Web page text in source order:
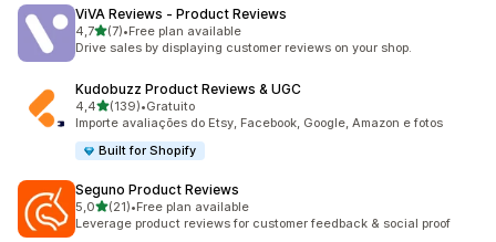
ViVA Reviews ‑ Product Reviews
4,7de 5 estrelas
(7)
7 total de avaliações
•Free plan available
Drive sales by displaying customer reviews on your shop.
Kudobuzz Product Reviews & UGC
4,4de 5 estrelas
(139)
139 total de avaliações
•Gratuito
Importe avaliações do Etsy, Facebook, Google, Amazon e fotos
Built for Shopify
Seguno Product Reviews
5,0de 5 estrelas
(21)
21 total de avaliações
•Free plan available
Leverage product reviews for customer feedback & social proof